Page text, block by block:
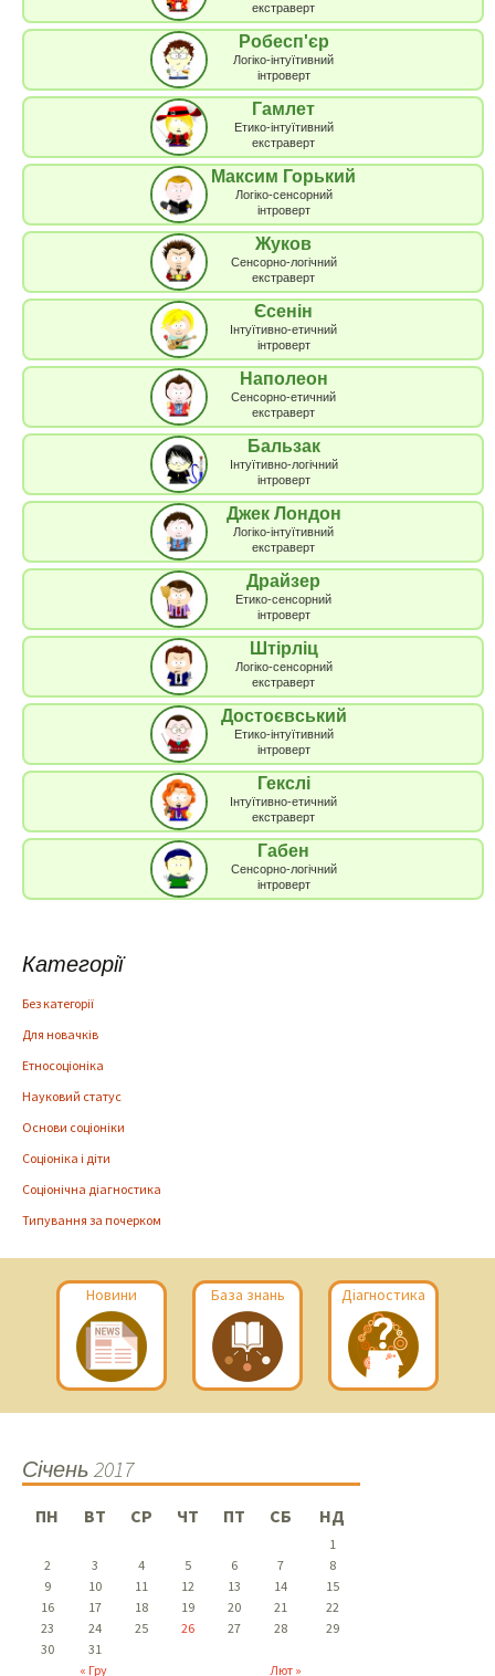
екстраверт
Робесп'єр
Логіко-інтуїтивний
інтроверт
Гамлет
Етико-інтуїтивний
екстраверт
Максим Горький
Логіко-сенсорний
інтроверт
Жуков
Сенсорно-логічний
екстраверт
Єсенін
Інтуїтивно-етичний
інтроверт
Наполеон
Сенсорно-етичний
екстраверт
Бальзак
Інтуїтивно-логічний
інтроверт
Джек Лондон
Логіко-інтуїтивний
екстраверт
Драйзер
Етико-сенсорний
інтроверт
Штірліц
Логіко-сенсорний
екстраверт
Достоєвський
Етико-інтуїтивний
інтроверт
Гекслі
Інтуїтивно-етичний
екстраверт
Габен
Сенсорно-логічний
інтроверт
Категорії
Без категорії
Для новачків
Етносоціоніка
Науковий статус
Основи соціоніки
Соціоніка і діти
Соціонічна діагностика
Типування за почерком
Новини База знань Діагностика
Січень 2017
ПН ВТ СР ЧТ ПТ СБ НД
« Гру Лют »
1
2
3 4 5 6 7
8
9
10 11 12 13 14
15
16
17 18 19 20 21
22
23
24 25 26 27 28
29
30
31